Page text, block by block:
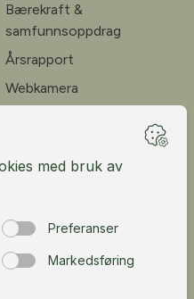
Bærekraft &
samfunnsoppdrag
Årsrapport
Webkamera